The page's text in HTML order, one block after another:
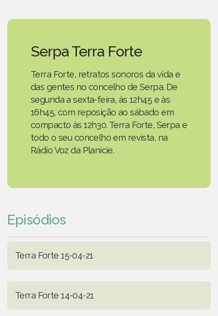
Serpa Terra Forte
Terra Forte, retratos sonoros da vida e
das gentes no concelho de Serpa. De
segunda a sexta-feira, às 12h45 e às
16h45, com reposição ao sábado em
compacto às 12h30. Terra Forte, Serpa e
todo o seu concelho em revista, na
Rádio Voz da Planície.
Episódios
Terra Forte 15-04-21
Terra Forte 14-04-21